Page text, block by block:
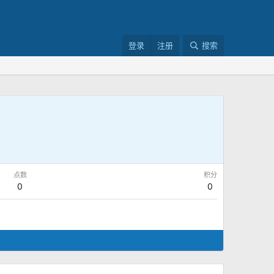
登录 注册 搜索
点数
0
积分
0